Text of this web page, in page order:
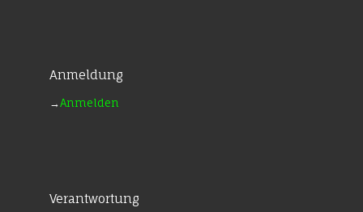
Anmeldung
→Anmelden
Verantwortung